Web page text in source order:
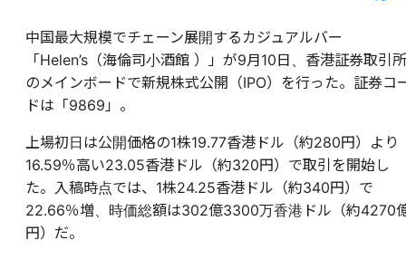
中国最大規模でチェーン展開するカジュアルバー
「Helen’s（海倫司小酒館 ）」が9月10日、香港証券取引所
のメインボードで新規株式公開（IPO）を行った。証券コ
ドは「9869」。
上場初日は公開価格の1株19.77香港ドル（約280円）より
16.59％高い23.05香港ドル（約320円）で取引を開始し
た。入稿時点では、1株24.25香港ドル（約340円）で
22.66％増、時価総額は302億3300万香港ドル（約4270
円）だ。